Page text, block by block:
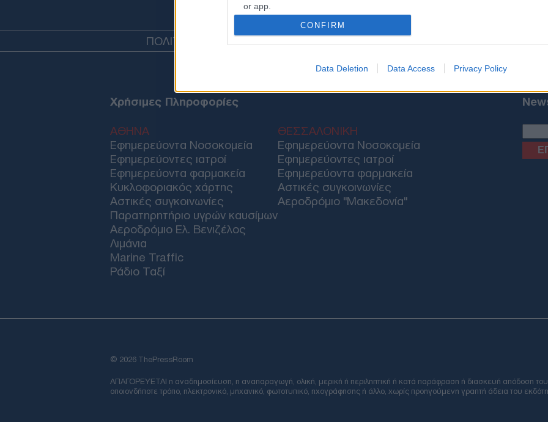
or app.
I want to allow Google to enable storage related to personalization.
authentication functionality and fraud prevention, and other user protection.
CONFIRM
Data Deletion Data Access Privacy Policy
ΠΟΛΙΤΙΚΗ
Χρήσιμες Πληροφορίες
ΑΘΗΝΑ
Εφημερεύοντα Νοσοκομεία
Εφημερεύοντες ιατροί
Εφημερεύοντα φαρμακεία
Κυκλοφοριακός χάρτης
Αστικές συγκοινωνίες
Παρατηρητήριο υγρών καυσίμων
Αεροδρόμιο Ελ. Βενιζέλος
Λιμάνια
Marine Traffic
Ράδιο Ταξί
ΘΕΣΣΑΛΟΝΙΚΗ
Εφημερεύοντα Νοσοκομεία
Εφημερεύοντες ιατροί
Εφημερεύοντα φαρμακεία
Αστικές συγκοινωνίες
Αεροδρόμιο "Μακεδονία"
© 2026 ThePressRoom
ΑΠΑΓΟΡΕΥΕΤΑΙ η αναδημοσίευση, η αναπαραγωγή, ολική, μερική ή περιληπτική ή κατά παράφραση ή διασκευή απόδοση
οποιονδήποτε τρόπο, ηλεκτρονικό, μηχανικό, φωτοτυπικό, ηχογράφησης ή άλλο, χωρίς προηγούμενη γραπτή άδεια του